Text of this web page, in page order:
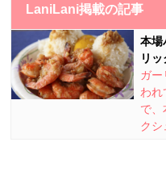
LaniLani掲載の記事
本場
リ
ガー
われ
で、
クシ